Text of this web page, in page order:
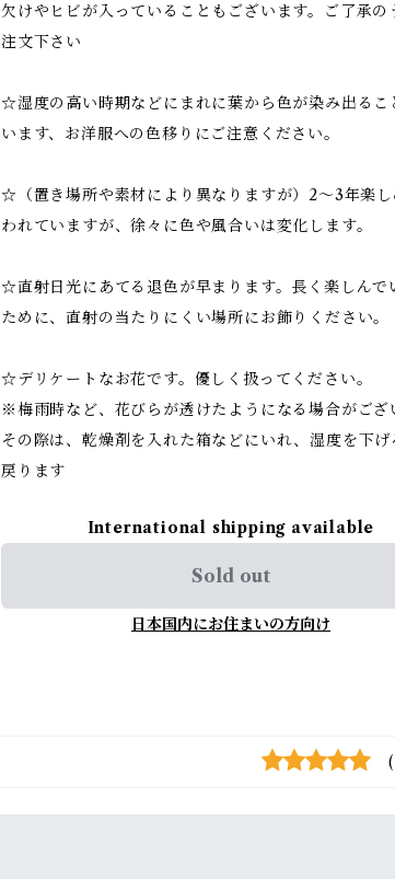
欠けやヒビが入っていることもございます。ご了承の
注文下さい
☆湿度の高い時期などにまれに葉から色が染み出るこ
います、お洋服への色移りにご注意ください。
☆（置き場所や素材により異なりますが）2～3年楽し
われていますが、徐々に色や風合いは変化します。
☆直射日光にあてる退色が早まります。長く楽しんで
ために、直射の当たりにくい場所にお飾りください。
☆デリケートなお花です。優しく扱ってください。
※梅雨時など、花びらが透けたようになる場合がござ
その際は、乾燥剤を入れた箱などにいれ、湿度を下げ
戻ります
International shipping available
Sold out
日本国内にお住まいの方向け